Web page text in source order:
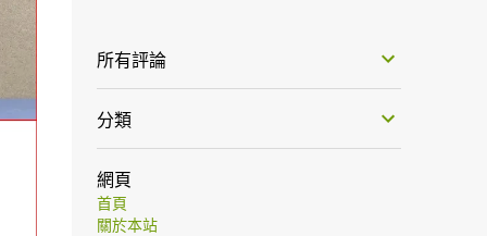
所有評論
分類
網頁
首頁
關於本站